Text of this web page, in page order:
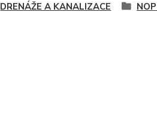
DRENÁŽE A KANALIZACE